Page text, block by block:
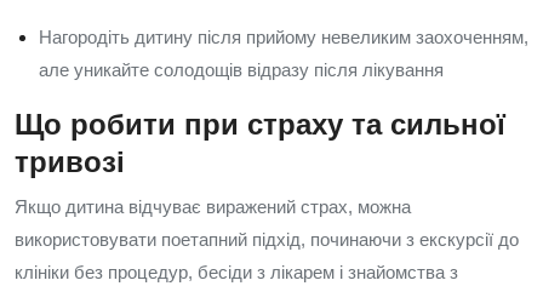
Нагородіть дитину після прийому невеликим заохоченням,
але уникайте солодощів відразу після лікування
Що робити при страху та сильної
тривозі
Якщо дитина відчуває виражений страх, можна
використовувати поетапний підхід, починаючи з екскурсії до
клініки без процедур, бесіди з лікарем і знайомства з